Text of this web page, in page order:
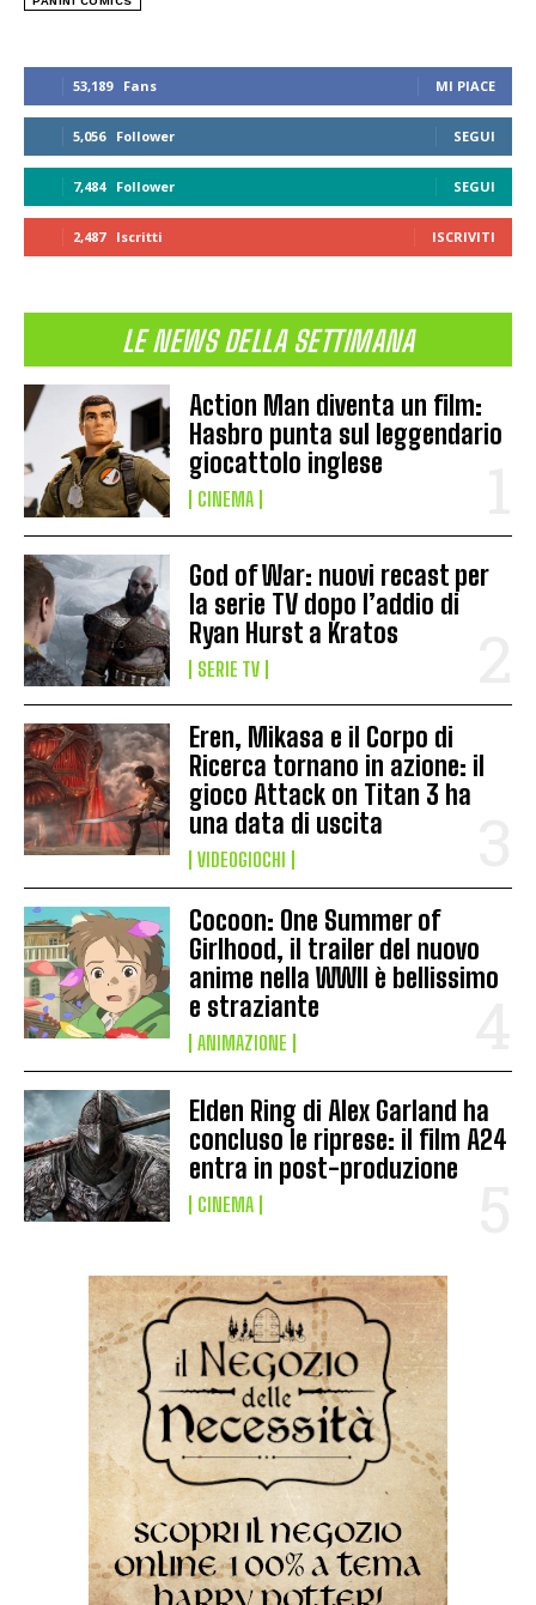
53,189 Fans MI PIACE
5,056 Follower SEGUI
7,484 Follower SEGUI
2,487 Iscritti ISCRIVITI
LE NEWS DELLA SETTIMANA
Action Man diventa un film:
Hasbro punta sul leggendario
giocattolo inglese
CINEMA
God of War: nuovi recast per
la serie TV dopo l’addio di
Ryan Hurst a Kratos
SERIE TV
Eren, Mikasa e il Corpo di
Ricerca tornano in azione: il
gioco Attack on Titan 3 ha
una data di uscita
VIDEOGIOCHI
Cocoon: One Summer of
Girlhood, il trailer del nuovo
anime nella WWII è bellissimo
e straziante
ANIMAZIONE
Elden Ring di Alex Garland ha
concluso le riprese: il film A24
entra in post-produzione
CINEMA